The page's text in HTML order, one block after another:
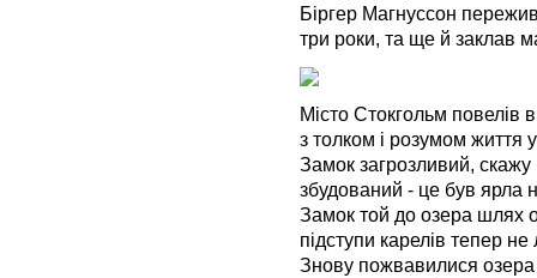
Біргер Магнуссон
три роки, та ще й заклав
Місто Стокгольм повелів
з толком і розумом життя
Замок загрозливий, скажу
збудований - це був ярла
Замок той до озера шлях
підступи карелів тепер
Знову пожвавилися